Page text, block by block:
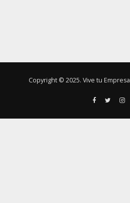
Copyright © 2025. Vive tu Empresa